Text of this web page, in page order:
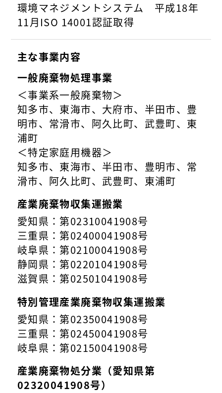
環境マネジメントシステム 平成18年
11月ISO 14001認証取得
主な事業内容
一般廃棄物処理事業
＜事業系一般廃棄物＞
知多市、東海市、大府市、半田市、豊
明市、常滑市、阿久比町、武豊町、東
浦町
＜特定家庭用機器＞
知多市、東海市、半田市、豊明市、常
滑市、阿久比町、武豊町、東浦町
産業廃棄物収集運搬業
愛知県：第02310041908号
三重県：第02400041908号
岐阜県：第02100041908号
静岡県：第02201041908号
滋賀県：第02501041908号
特別管理産業廃棄物収集運搬業
愛知県：第02350041908号
三重県：第02450041908号
岐阜県：第02150041908号
産業廃棄物処分業（愛知県第
02320041908号）